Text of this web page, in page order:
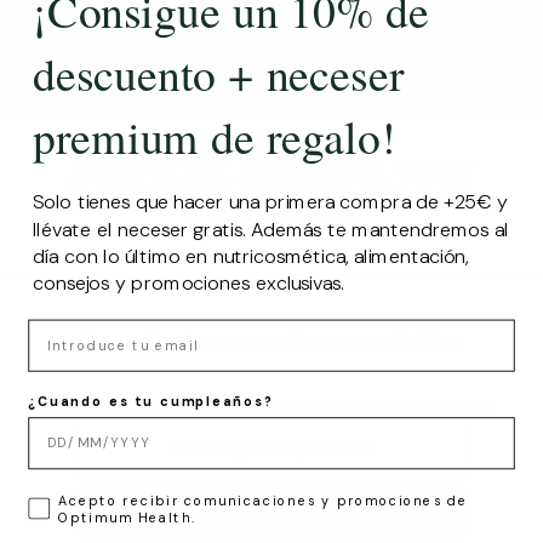
Feel yourbest, feel your
Optimum
Suscríbete a nuestra newsletter
OBTENDRÁS UN 10% DE DESCUENTO INMEDIATO.
SUSCRIBIRSE
descuento + neceser
premium de regalo!
Solo tienes que hacer una primera compra de +25€ y
llévate el neceser gratis. Además te mantendremos al
día con lo último en nutricosmética, alimentación,
consejos y promociones exclusivas.
Email
¿Cuando es tu cumpleaños?
LOPDAcepto recibir comunicaciones y promociones de
Optimum Health.